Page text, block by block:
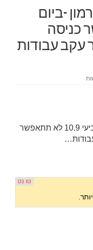
-ביום
כניסה
עקב עבודות
מרכז מבקרים מכתש רמון – ביום רביעי 10.9 לא תתאפשר